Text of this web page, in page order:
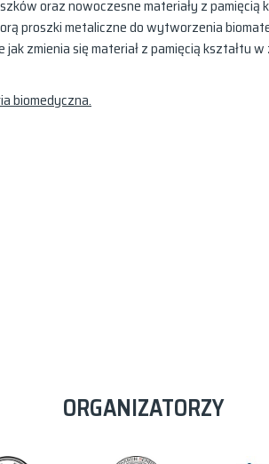
oraz nowoczesne materiały z pamięcią
proszki metaliczne do wytworzenia
zmienia się materiał z pamięcią kształtu w
biomedyczna.
ORGANIZATORZY